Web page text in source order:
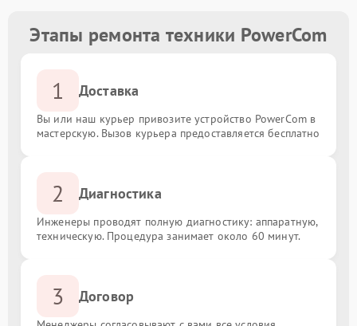
Этапы ремонта техники PowerCom
1 Доставка
Вы или наш курьер привозите устройство PowerCom в
мастерскую. Вызов курьера предоставляется бесплатно
2 Диагностика
Инженеры проводят полную диагностику: аппаратную,
техническую. Процедура занимает около 60 минут.
3 Договор